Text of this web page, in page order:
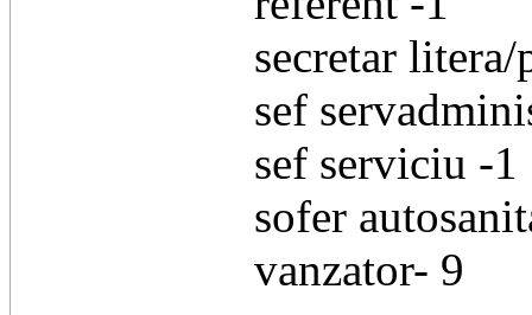
secretar litera/
sef
sef serviciu -1
sofer
vanzator- 9